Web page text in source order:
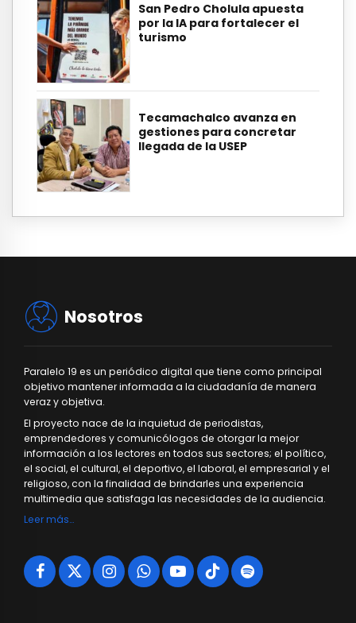
San Pedro Cholula apuesta
por la IA para fortalecer el
turismo
Tecamachalco avanza en
gestiones para concretar
llegada de la USEP
Nosotros
Paralelo 19 es un periódico digital que tiene como principal
objetivo mantener informada a la ciudadanía de manera
veraz y objetiva.
El proyecto nace de la inquietud de periodistas,
emprendedores y comunicólogos de otorgar la mejor
información a los lectores en todos sus sectores; el político,
el social, el cultural, el deportivo, el laboral, el empresarial y el
religioso, con la finalidad de brindarles una experiencia
multimedia que satisfaga las necesidades de la audiencia.
Leer más…